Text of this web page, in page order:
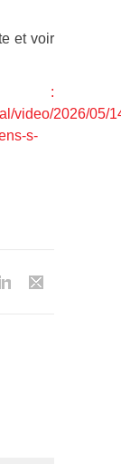
et voir
:
video/2026/05/
s-